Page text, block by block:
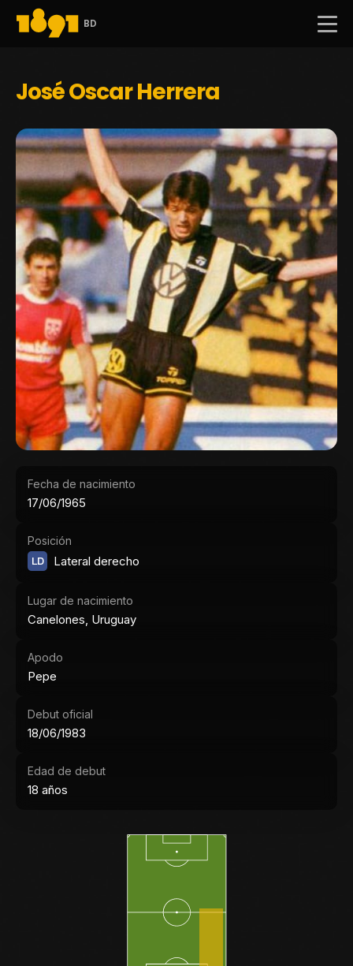
BD
José Oscar Herrera
Fecha de nacimiento
17/06/1965
Posición
LD Lateral derecho
Lugar de nacimiento
Canelones, Uruguay
Apodo
Pepe
Debut oficial
18/06/1983
Edad de debut
18 años